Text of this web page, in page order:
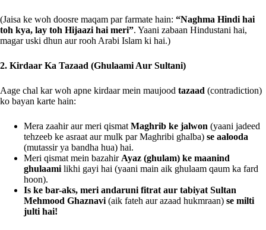
(Jaisa ke woh doosre maqam par farmate hain: “Naghma Hindi hai
toh kya, lay toh Hijaazi hai meri”. Yaani zabaan Hindustani hai,
magar uski dhun aur rooh Arabi Islam ki hai.)
2. Kirdaar Ka Tazaad (Ghulaami Aur Sultani)
Aage chal kar woh apne kirdaar mein maujood tazaad (contradiction)
ko bayan karte hain:
Mera zaahir aur meri qismat Maghrib ke jalwon (yaani jadeed
tehzeeb ke asraat aur mulk par Maghribi ghalba) se aalooda
(mutassir ya bandha hua) hai.
Meri qismat mein bazahir Ayaz (ghulam) ke maanind
ghulaami likhi gayi hai (yaani main aik ghulaam qaum ka fard
hoon).
Is ke bar-aks, meri andaruni fitrat aur tabiyat Sultan
Mehmood Ghaznavi (aik fateh aur azaad hukmraan) se milti
julti hai!